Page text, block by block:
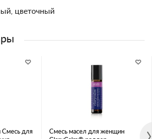
цветочный
Смесь для
Смесь масел для женщин